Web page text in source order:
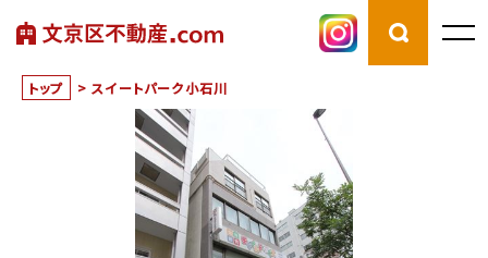
トップ > スイートパーク小石川